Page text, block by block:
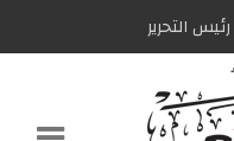
رئیس التحریر